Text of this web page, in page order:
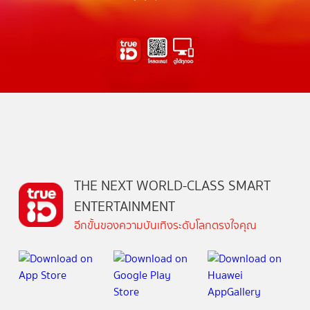
THE NEXT WORLD-CLASS SMART
ENTERTAINMENT
อีกขั้นของความบันเทิงระดับโลกตรงใจคุณ